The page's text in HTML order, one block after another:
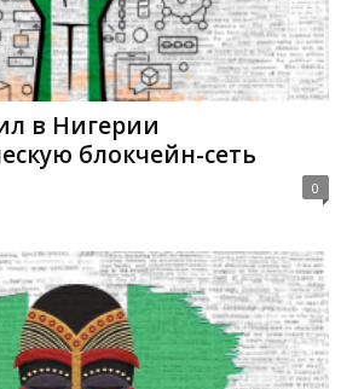
в Нигерии
блокчейн-сеть
0